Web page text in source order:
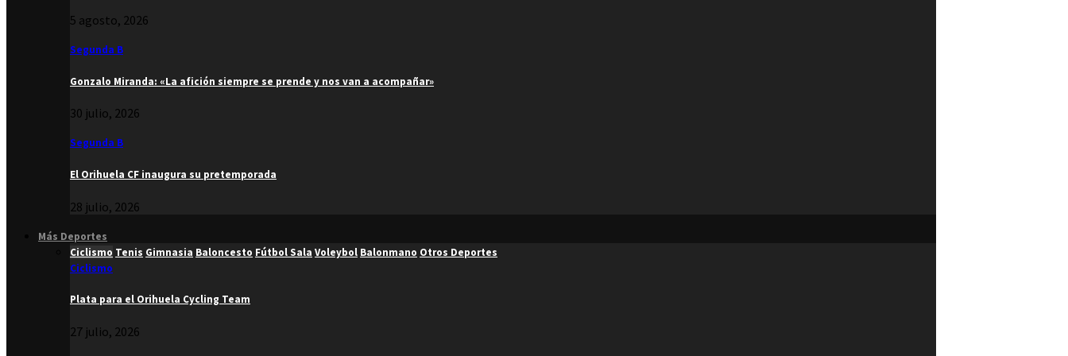
5 agosto, 2026
Segunda B
Gonzalo Miranda: «La afición siempre se prende y nos van a acompañar»
30 julio, 2026
Segunda B
El Orihuela CF inaugura su pretemporada
28 julio, 2026
Más Deportes
Ciclismo Tenis Gimnasia Baloncesto Fútbol Sala Voleybol Balonmano Otros Deportes
Ciclismo
Plata para el Orihuela Cycling Team
27 julio, 2026